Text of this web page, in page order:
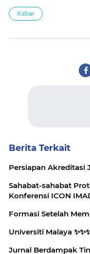
Kabar
Berita Terkait
Persiapan Akreditasi
Sahabat-sahabat
Konferensi ICON
Formasi Setelah
Universiti Malaya
Jurnal Berdampak